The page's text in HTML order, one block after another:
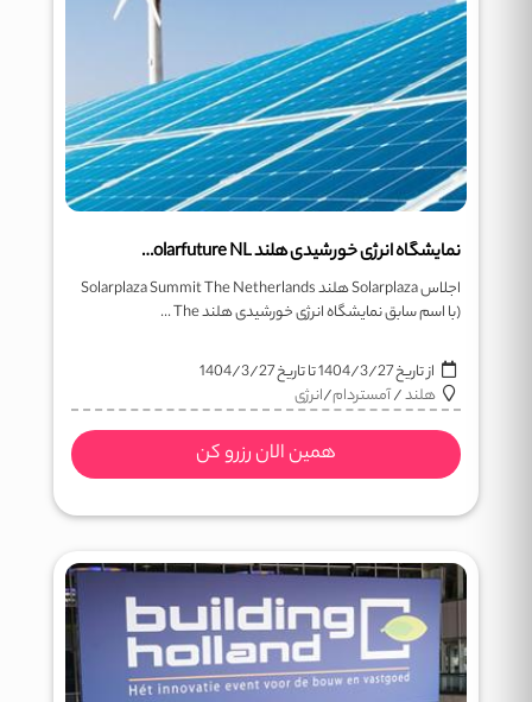
نمایشگاه انرژی خورشیدی هلند The Solarfuture NL
اجلاس Solarplaza هلند Solarplaza Summit The Netherlands
(با اسم سابق نمایشگاه انرژی خورشیدی هلند The ...
از تاریخ1404/3/27تا تاریخ1404/3/27
هلند/آمستردام/انرژی
همین الان رزرو کن